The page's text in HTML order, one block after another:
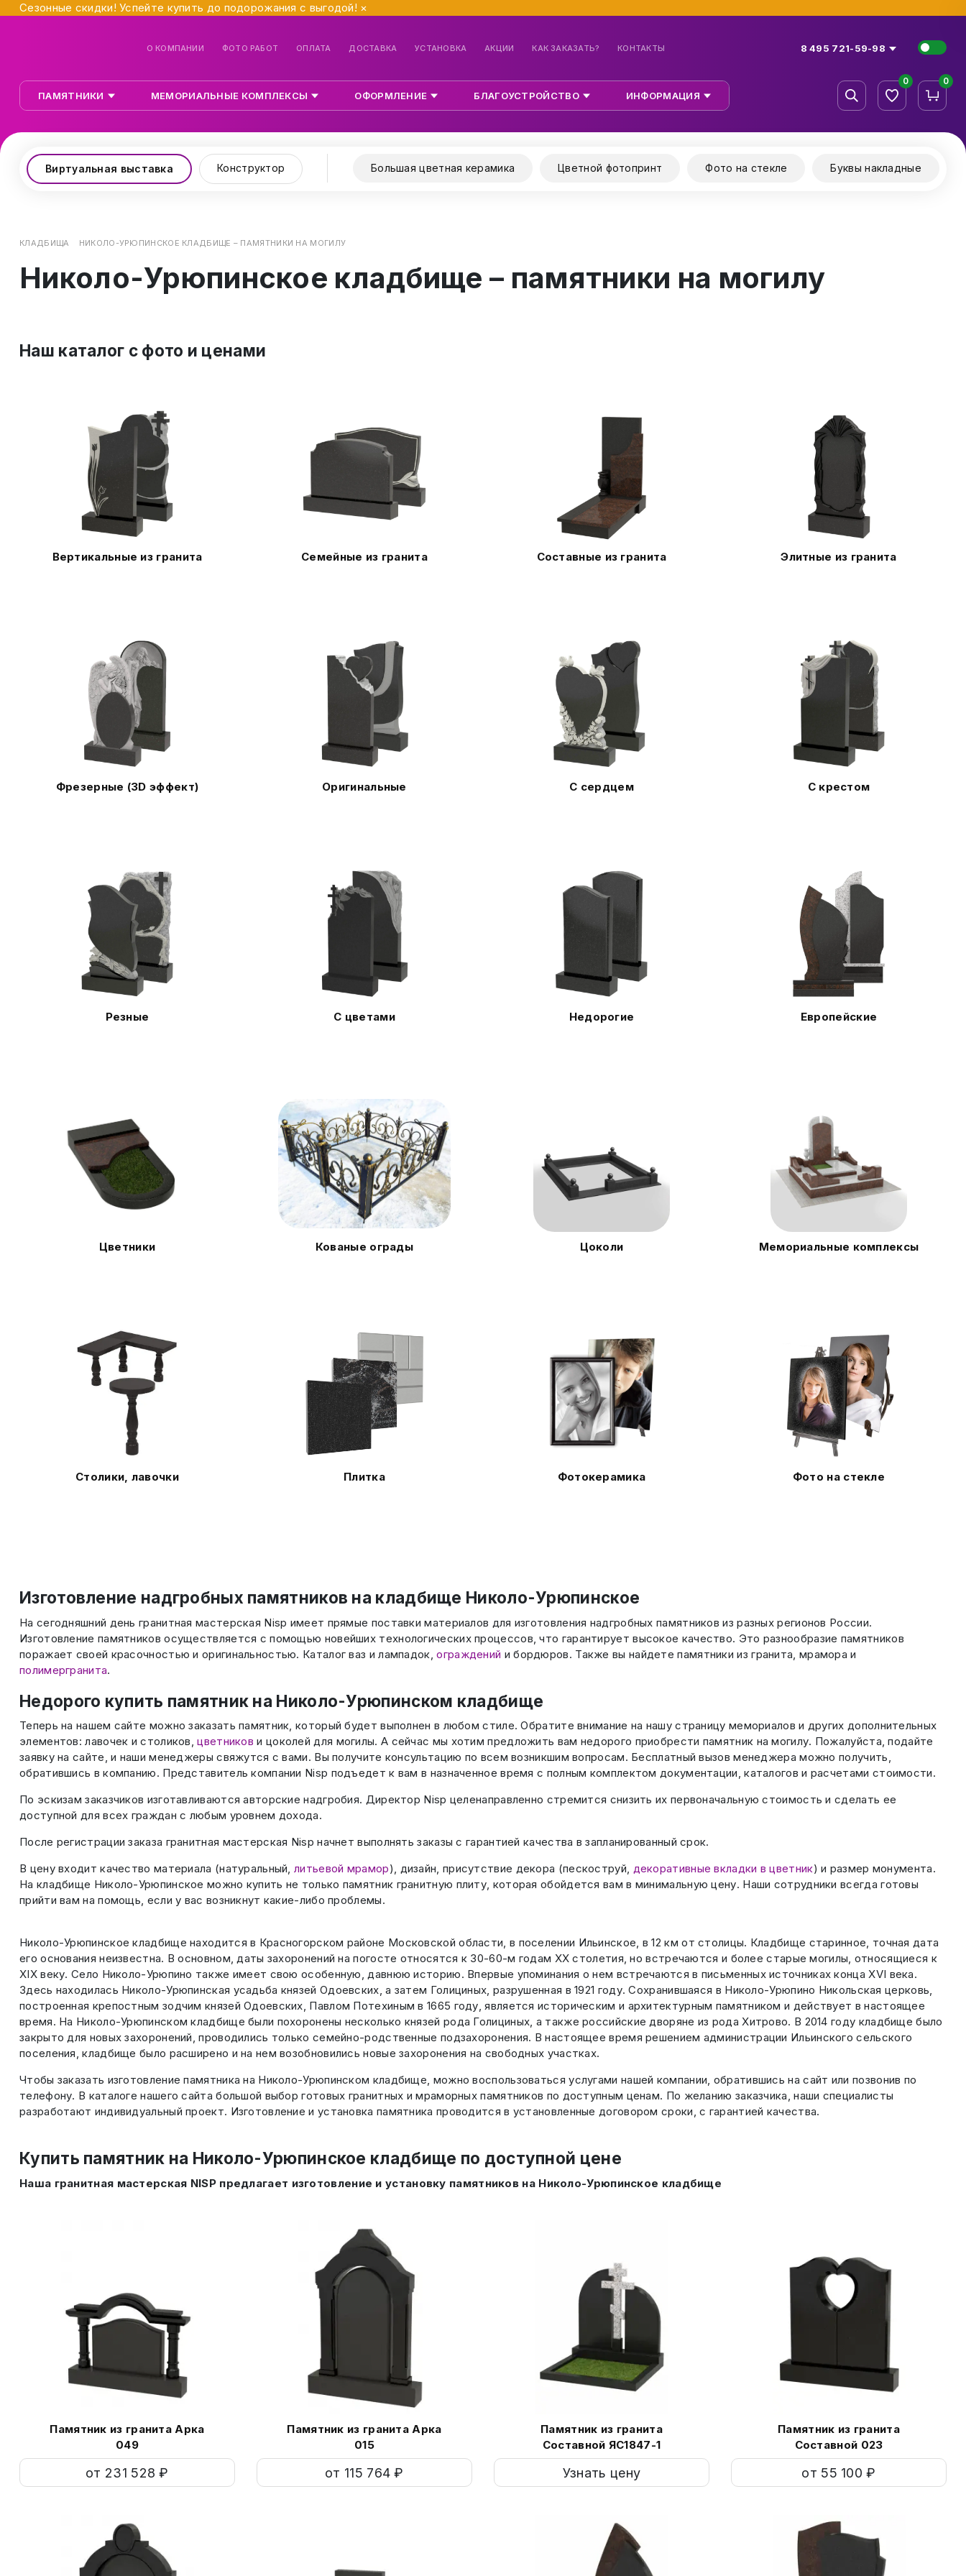
Сезонные скидки! Успейте купить до подорожания с выгодой! ×
О КОМПАНИИ ФОТО РАБОТ ОПЛАТА ДОСТАВКА УСТАНОВКА АКЦИИ КАК ЗАКАЗАТЬ? КОНТАКТЫ 8 495 721-59-98
ПАМЯТНИКИ МЕМОРИАЛЬНЫЕ КОМПЛЕКСЫ ОФОРМЛЕНИЕ БЛАГОУСТРОЙСТВО ИНФОРМАЦИЯ
0 0
Виртуальная выставка Конструктор Большая цветная керамика Цветной фотопринт Фото на стекле Буквы накладные
КЛАДБИЩА НИКОЛО-УРЮПИНСКОЕ КЛАДБИЩЕ – ПАМЯТНИКИ НА МОГИЛУ
Николо-Урюпинское кладбище – памятники на могилу
Наш каталог c фото и ценами
Вертикальные из гранита Семейные из гранита Составные из гранита Элитные из гранита
Фрезерные (3D эффект) Оригинальные С сердцем С крестом
Резные С цветами Недорогие Европейские
Цветники Кованые ограды Цоколи Мемориальные комплексы
Столики, лавочки Плитка Фотокерамика Фото на стекле
Изготовление надгробных памятников на кладбище Николо-Урюпинское
На сегодняшний день гранитная мастерская Nisp имеет прямые поставки материалов для изготовления надгробных памятников из разных регионов России.
Изготовление памятников осуществляется с помощью новейших технологических процессов, что гарантирует высокое качество. Это разнообразие памятников
поражает своей красочностью и оригинальностью. Каталог ваз и лампадок,ограждений и бордюров. Также вы найдете памятники из гранита, мрамора и
полимергранита.
Недорого купить памятник на Николо-Урюпинском кладбище
Теперь на нашем сайте можно заказать памятник, который будет выполнен в любом стиле. Обратите внимание на нашу страницу мемориалов и других дополнительных
элементов: лавочек и столиков,цветников и цоколей для могилы. А сейчас мы хотим предложить вам недорого приобрести памятник на могилу. Пожалуйста, подайте
заявку на сайте, и наши менеджеры свяжутся с вами. Вы получите консультацию по всем возникшим вопросам. Бесплатный вызов менеджера можно получить,
обратившись в компанию. Представитель компании Nisp подъедет к вам в назначенное время с полным комплектом документации, каталогов и расчетами стоимости.
По эскизам заказчиков изготавливаются авторские надгробия. Директор Nisp целенаправленно стремится снизить их первоначальную стоимость и сделать ее
доступной для всех граждан с любым уровнем дохода.
После регистрации заказа гранитная мастерская Nisp начнет выполнять заказы с гарантией качества в запланированный срок.
В цену входит качество материала (натуральный,литьевой мрамор), дизайн, присутствие декора (пескоструй, декоративные вкладки в цветник) и размер монумента.
На кладбище Николо-Урюпинское можно купить не только памятник гранитную плиту, которая обойдется вам в минимальную цену. Наши сотрудники всегда готовы
прийти вам на помощь, если у вас возникнут какие-либо проблемы.
Николо-Урюпинское кладбище находится в Красногорском районе Московской области, в поселении Ильинское, в 12 км от столицы. Кладбище старинное, точная дата
его основания неизвестна. В основном, даты захоронений на погосте относятся к 30-60-м годам XX столетия, но встречаются и более старые могилы, относящиеся к
XIX веку. Село Николо-Урюпино также имеет свою особенную, давнюю историю. Впервые упоминания о нем встречаются в письменных источниках конца XVI века.
Здесь находилась Николо-Урюпинская усадьба князей Одоевских, а затем Голициных, разрушенная в 1921 году. Сохранившаяся в Николо-Урюпино Никольская церковь,
построенная крепостным зодчим князей Одоевских, Павлом Потехиным в 1665 году, является историческим и архитектурным памятником и действует в настоящее
время. На Николо-Урюпинском кладбище были похоронены несколько князей рода Голициных, а также российские дворяне из рода Хитрово. В 2014 году кладбище было
закрыто для новых захоронений, проводились только семейно-родственные подзахоронения. В настоящее время решением администрации Ильинского сельского
поселения, кладбище было расширено и на нем возобновились новые захоронения на свободных участках.
Чтобы заказать изготовление памятника на Николо-Урюпинском кладбище, можно воспользоваться услугами нашей компании, обратившись на сайт или позвонив по
телефону. В каталоге нашего сайта большой выбор готовых гранитных и мраморных памятников по доступным ценам. По желанию заказчика, наши специалисты
разработают индивидуальный проект. Изготовление и установка памятника проводится в установленные договором сроки, с гарантией качества.
Купить памятник на Николо-Урюпинское кладбище по доступной цене
Наша гранитная мастерская NISP предлагает изготовление и установку памятников на Николо-Урюпинское кладбище
Памятник из гранита Арка
049
от 231 528 ₽
Памятник из гранита Арка
015
от 115 764 ₽
Памятник из гранита
Составной ЯС1847-1
Узнать цену
Памятник из гранита
Составной 023
от 55 100 ₽